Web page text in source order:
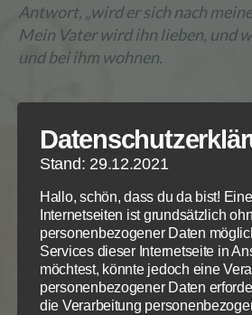
Antwort, „wird er sich nach
Mein Vater wird ihn lieben, und
und bei ihm wohnen.
Rechne mit dem Kommen des
und des Heiligen zu jeder Zeit.
Und er ist treu, der die
Wenn du dich nach dem Wort
liebst und seine Bedingungen
unweigerlich kommen und die
Herrlichkeit Gottes wird auf
deines Geistes ruhen und dich
Stand: 29.12.2021
Hallo, schön, dass du da bist!
Internetseiten ist grundsätzlich
personenbezogener Daten
Services dieser Internetseite in
möchtest, könnte jedoch eine
personenbezogener Daten
die Verarbeitung